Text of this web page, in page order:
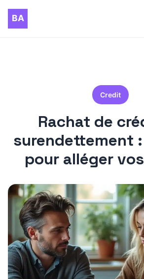
Credit
Rachat de
surendettement
pour alléger